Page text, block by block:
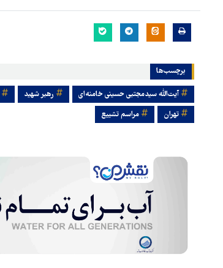
برچسب‌ها
آیت‌الله سیدمجتبی حسینی خامنه‌ای رهبر شهید
تهران
مراسم تشییع